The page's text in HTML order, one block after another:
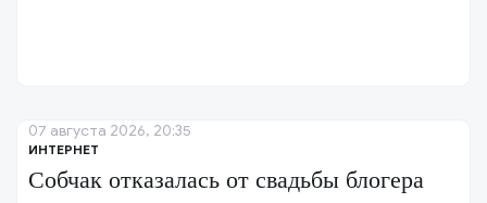
ИНТЕРНЕТ
Собчак отказалась от свадьбы блогера
07 августа 2026, 20:35